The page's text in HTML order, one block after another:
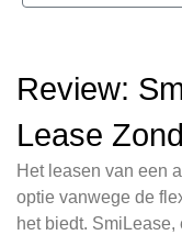
Review:
Lease
Het leasen van een
optie vanwege de
het biedt.